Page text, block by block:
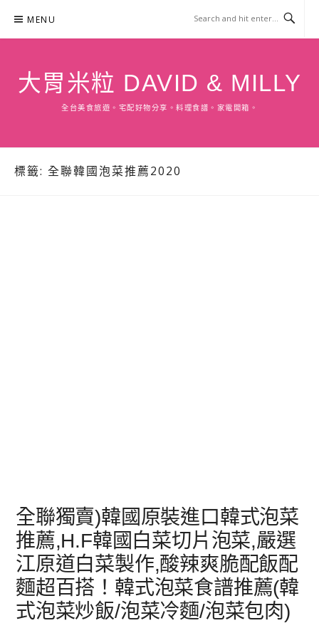
content
MENU
大胃米粒 DAVID & MILLY
全台美食旅遊。宅配好物分享。料理食譜。家電開箱。
標籤: 全聯韓國泡菜推薦2020
全聯獨賣)韓國原裝進口韓式泡菜
推薦,H.F韓國白菜切片泡菜,嚴選
江原道白菜製作,酸辣爽脆配飯配
麵超百搭！韓式泡菜食譜推薦(韓
式泡菜炒飯/泡菜冷麵/泡菜包肉)